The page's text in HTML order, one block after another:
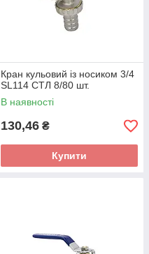
Кран кульовий із носиком 3/4
SL114 СТЛ 8/80 шт.
В наявності
130,46 ₴
Купити